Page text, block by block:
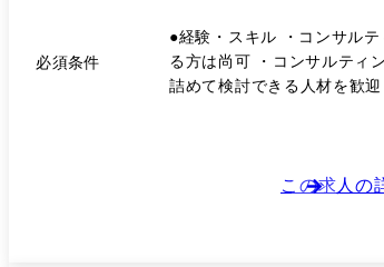
ータルコンサルティングを
入り込み、研究者や研究企
定を行います。 【主なクライアント/インダストリー】 製造業、情報通信業、及び官公庁 【PJ例】 ・遺伝子工学技術の技術戦略策定 ・新素材半導体の将来動向予測 ・ヘルス
両方の戦略立案、構想策
ジタル戦略立案、新規事業計画、 BPRなど
をはじめとするテクノロジ
必須条件
●経験・スキル ・コンサル
る方は尚可 ・コンサルティング未経験者でも、ディープテックに限らずマーケット動向や国家戦略・政策に対して好奇心をもって深く探求し、テクノロジ活用の方向性を突き
詰めて検討できる人材を歓
この求人の